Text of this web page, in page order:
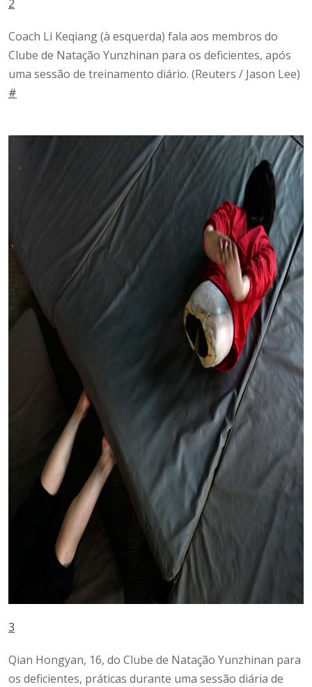
2
Coach Li Keqiang (à esquerda) fala aos membros do
Clube de Natação Yunzhinan para os deficientes, após
uma sessão de treinamento diário. (Reuters / Jason Lee)
#
3
Qian Hongyan, 16, do Clube de Natação Yunzhinan para
os deficientes, práticas durante uma sessão diária de